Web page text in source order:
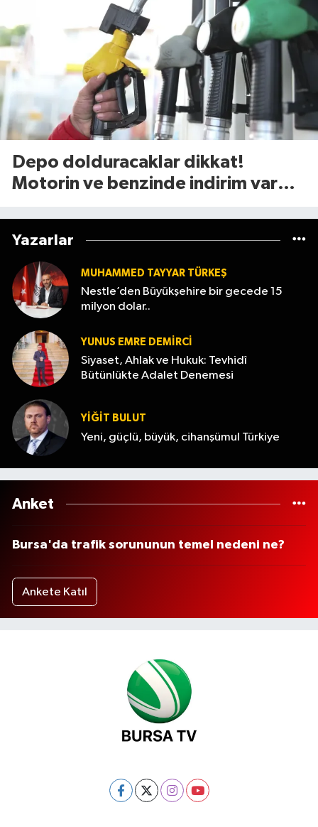
Depo dolduracaklar dikkat!
Motorin ve benzinde indirim var
Yazarlar
MUHAMMED TAYYAR TÜRKEŞ
Nestle’den Büyükşehire bir gecede 15
milyon dolar..
YUNUS EMRE DEMIRCI
Siyaset, Ahlak ve Hukuk: Tevhidî
Bütünlükte Adalet Denemesi
YİĞİT BULUT
Yeni, güçlü, büyük, cihanşümul Türkiye
Anket
Bursa'da trafik sorununun temel nedeni ne?
Ankete Katıl